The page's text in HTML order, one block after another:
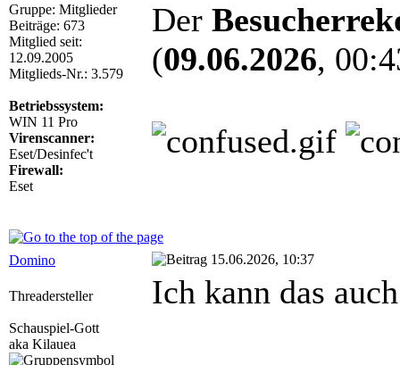
Gruppe: Mitglieder
Beiträge: 673
Mitglied seit:
12.09.2005
Mitglieds-Nr.: 3.579
Betriebssystem:
WIN 11 Pro
Virenscanner:
Eset/Desinfec't
Firewall:
Eset
Der
(09.06.2026,
Domino 15.06.2026, 10:37
Threadersteller
Schauspiel-Gott
aka Kilauea
Ich kann das